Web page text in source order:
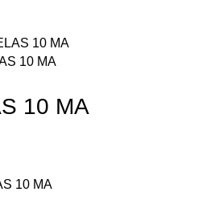
10 MA
10 MA
10 MA